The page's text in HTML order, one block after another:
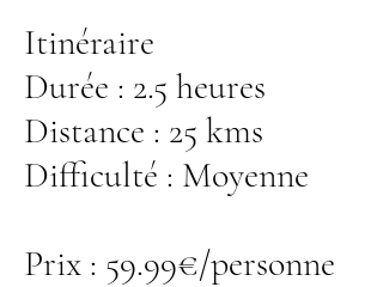
Itinéraire
Durée : 2.5 heures
Distance : 25 kms
Difficulté : Moyenne
Prix : 59.99€/personne